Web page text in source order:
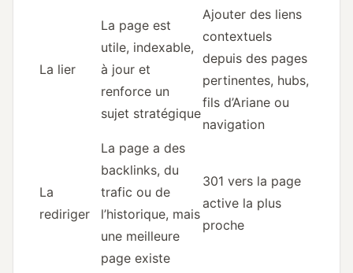
La lier
La page est
utile, indexable,
à jour et
renforce un
sujet stratégique
Ajouter des liens
contextuels
depuis des pages
pertinentes, hubs,
fils d’Ariane ou
navigation
La
rediriger
La page a des
backlinks, du
trafic ou de
l’historique, mais
une meilleure
page existe
301 vers la page
active la plus
proche